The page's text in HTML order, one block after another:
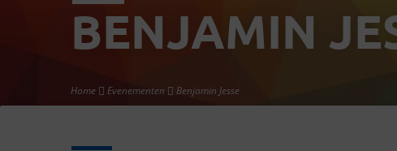
BENJAMIN
Home Evenementen Benjamin Jesse